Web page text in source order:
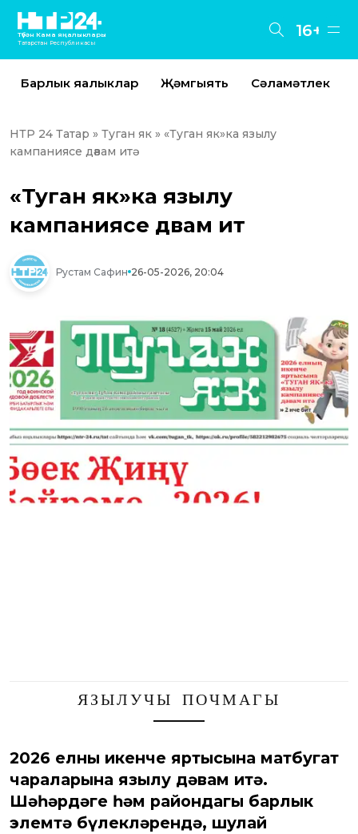
Түбән Кама яңалыклары
Татарстан Республикасы
16+
Барлык яңалыклар Җәмгыять Сәламәтлек
НТР 24 Татар » Туган як » «Туган як»ка язылу
кампаниясе дәвам итә
«Туган як»ка язылу
кампаниясе дәвам итә
Рустам Сафин 26-05-2026, 20:04
ЯЗЫЛУЧЫ ПОЧМАГЫ
2026 елның икенче яртысына матбугат
чараларына язылу дәвам итә.
Шәһәрдәге һәм райондагы барлык
элемтә бүлекләрендә, шулай